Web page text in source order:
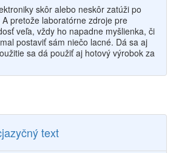
skôr alebo neskôr zatúži po
pretože laboratórne zdroje pre
veľa, vždy ho napadne myšlienka, či
postaviť sám niečo lacné. Dá sa aj
sa dá použiť aj hotový výrobok za
text